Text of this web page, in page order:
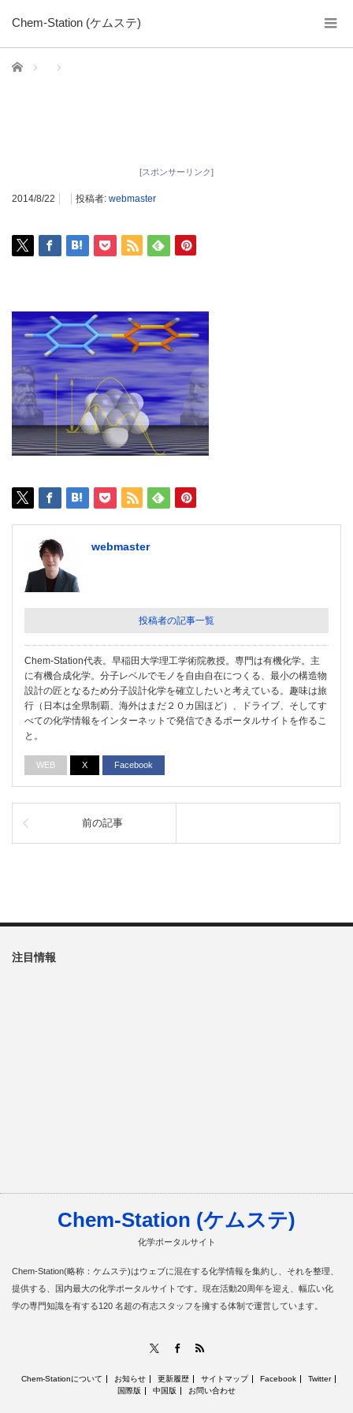
Chem-Station (ケムステ)
ホーム
[スポンサーリンク]
2014/8/22 投稿者: webmaster
webmaster
投稿者の記事一覧
Chem-Station代表。早稲田大学理工学術院教授。専門は有機化学。主
に有機合成化学。分子レベルでモノを自由自在につくる、最小の構造物
設計の匠となるため分子設計化学を確立したいと考えている。趣味は旅
行（日本は全県制覇、海外はまだ２０カ国ほど）、ドライブ、そしてす
べての化学情報をインターネットで発信できるポータルサイトを作るこ
と。
WEB X Facebook
前の記事
注目情報
Chem-Station (ケムステ)
化学ポータルサイト
Chem-Station(略称：ケムステ)はウェブに混在する化学情報を集約し、それを整理、
提供する、国内最大の化学ポータルサイトです。現在活動20周年を迎え、幅広い化
学の専門知識を有する120 名超の有志スタッフを擁する体制で運営しています。
Facebook
Chem-Stationについて お知らせ 更新履歴 サイトマップ Facebook
Twitter
国際版
中国版 お問い合わせ